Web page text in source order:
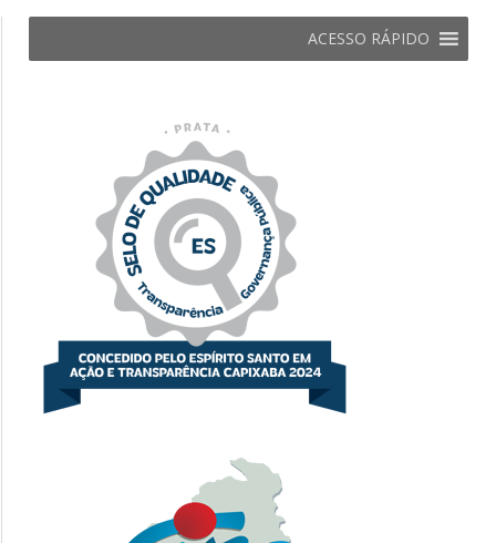
ACESSO RÁPIDO